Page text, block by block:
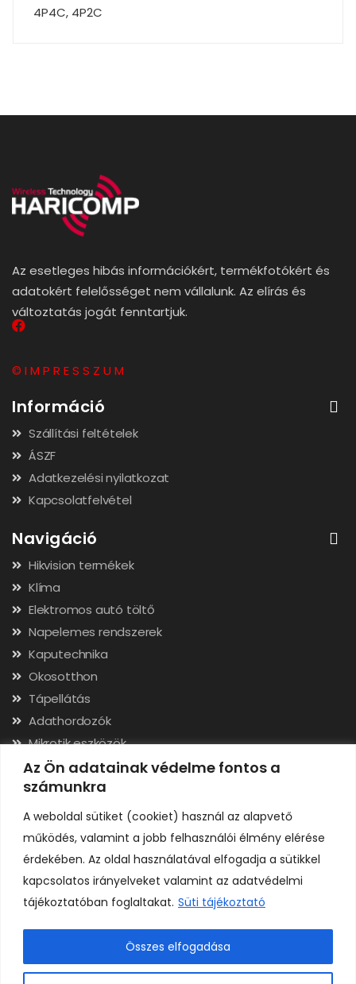
Az Ön adatainak védelme fontos a
számunkra
A weboldal sütiket (cookiet) használ az alapvető
működés, valamint a jobb felhasználói élmény elérése
érdekében. Az oldal használatával elfogadja a sütikkel
kapcsolatos irányelveket valamint az adatvédelmi
tájékoztatóban foglaltakat. Süti tájékoztató
Összes elfogadása
4P4C, 4P2C
Az esetleges hibás információkért, termékfotókért és
adatokért felelősséget nem vállalunk. Az elírás és
változtatás jogát fenntartjuk.
© I M P R E S S Z U M
Információ
Szállítási feltételek
ÁSZF
Adatkezelési nyilatkozat
Kapcsolatfelvétel
Navigáció
Hikvision termékek
Klíma
Elektromos autó töltő
Napelemes rendszerek
Kaputechnika
Okosotthon
Tápellátás
Adathordozók
Mikrotik eszközök
Hálózati kábelek, csatlakozók
Szerszámok
Elérhetőségek
Adószám: 24323257-2-02
Cégjegyzékszám: 02-09-079991
Bankszámla: 11731001-23136207